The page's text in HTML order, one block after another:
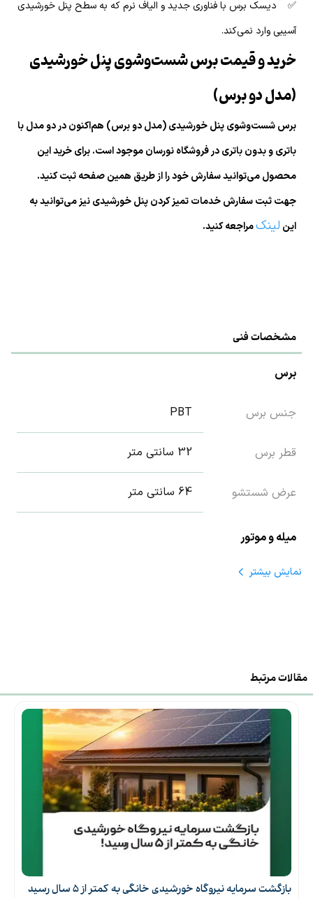
✅ دیسک برس با فناوری جدید و الیاف نرم که به سطح پنل خورشیدی
آسیبی وارد نمی‌کند.
خرید و قیمت برس شست‌وشوی پنل خورشیدی
(مدل دو برس)
برس شست‌وشوی پنل خورشیدی (مدل دو برس) هم‌اکنون در دو مدل با
باتری و بدون باتری در فروشگاه نورسان موجود است. برای خرید این
محصول می‌توانید سفارش خود را از طریق همین صفحه ثبت کنید.
جهت ثبت سفارش خدمات تمیز کردن پنل خورشیدی نیز می‌توانید به
این لینکمراجعه کنید.
مشخصات فنی
برس
جنس برس PBT
قطر برس 32 سانتی متر
عرض شستشو 64 سانتی متر
میله و موتور
باتری
طول میله 3.5/5.5/7.5 متر
سرعت چرخش 350 rpm
نوع موتور براشلس
طول سیم برق
5/7/9 متری
تعداد بخش‌های
3/4/5 تکه
نمایش بیشتر
مقالات مرتبط
بازگشت سرمایه نیروگاه خورشیدی خانگی به کمتر از ۵ سال رسید